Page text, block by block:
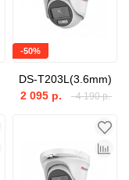
-50%
DS-T203L(3.6mm)
4 190 р.
2 095 р.